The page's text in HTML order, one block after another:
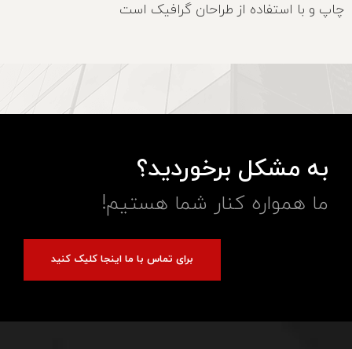
چاپ و با استفاده از طراحان گرافیک است
به مشکل برخوردید؟
ما همواره کنار شما هستیم!
برای تماس با ما اینجا کلیک کنید